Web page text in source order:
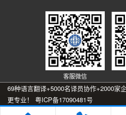
客服微信
69种语言翻译+5000名译员协作+2000家
更专业！ 粤ICP备17090481号